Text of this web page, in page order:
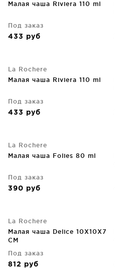
Малая чаша Riviera 110 ml
Под заказ
433 руб
La Rochere
Малая чаша Riviera 110 ml
Под заказ
433 руб
La Rochere
Малая чаша Folies 80 ml
Под заказ
390 руб
La Rochere
Малая чаша Delice 10X10X7
CM
Под заказ
812 руб